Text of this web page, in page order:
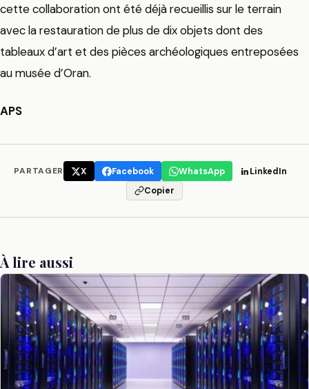
cette collaboration ont été déjà recueillis sur le terrain
avec la restauration de plus de dix objets dont des
tableaux d’art et des pièces archéologiques entreposées
au musée d’Oran.
APS
PARTAGER X Facebook WhatsApp
LinkedIn
Copier
À lire aussi